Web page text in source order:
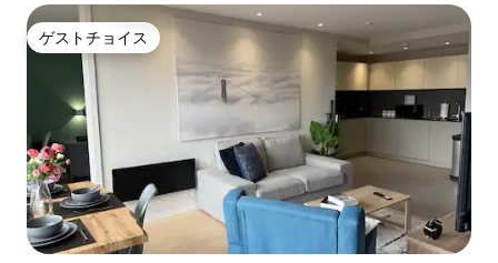
ゲストチョイス
ゲストチョイス